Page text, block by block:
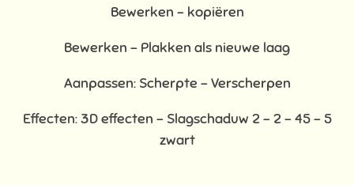
Bewerken – kopiëren
Bewerken - Plakken als nieuwe laag
Aanpassen: Scherpte – Verscherpen
Effecten: 3D effecten - Slagschaduw 2 – 2 – 45 – 5
zwart